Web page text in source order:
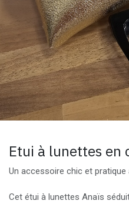
Etui à lunettes en
Un accessoire chic et pratique
Cet étui à lunettes Anaïs